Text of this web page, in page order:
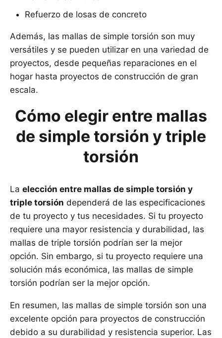
Refuerzo de losas de concreto
Además, las mallas de simple torsión son muy
versátiles y se pueden utilizar en una variedad de
proyectos, desde pequeñas reparaciones en el
hogar hasta proyectos de construcción de gran
escala.
Cómo elegir entre mallas
de simple torsión y triple
torsión
La elección entre mallas de simple torsión y
triple torsión dependerá de las especificaciones
de tu proyecto y tus necesidades. Si tu proyecto
requiere una mayor resistencia y durabilidad, las
mallas de triple torsión podrían ser la mejor
opción. Sin embargo, si tu proyecto requiere una
solución más económica, las mallas de simple
torsión podrían ser la mejor opción.
En resumen, las mallas de simple torsión son una
excelente opción para proyectos de construcción
debido a su durabilidad y resistencia superior. Las